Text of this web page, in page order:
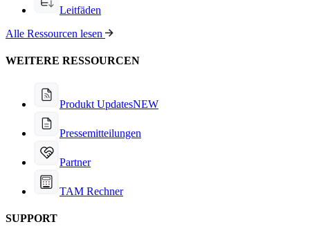
Leitfäden
Alle Ressourcen lesen
WEITERE RESSOURCEN
Produkt UpdatesNEW
Pressemitteilungen
Partner
TAM Rechner
SUPPORT